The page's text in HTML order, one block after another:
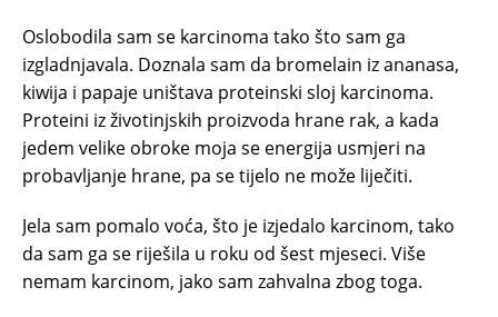
Oslobodila sam se karcinoma tako što sam ga
izgladnjavala. Doznala sam da bromelain iz ananasa,
kiwija i papaje uništava proteinski sloj karcinoma.
Proteini iz životinjskih proizvoda hrane rak, a kada
jedem velike obroke moja se energija usmjeri na
probavljanje hrane, pa se tijelo ne može liječiti.
Jela sam pomalo voća, što je izjedalo karcinom, tako
da sam ga se riješila u roku od šest mjeseci. Više
nemam karcinom, jako sam zahvalna zbog toga.